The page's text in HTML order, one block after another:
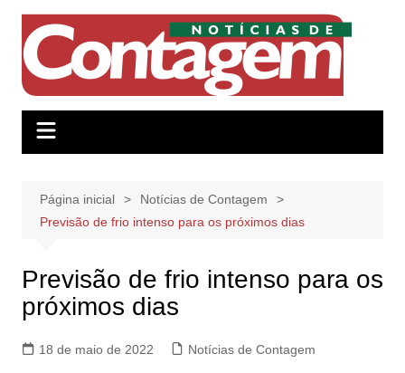
conteúdo
Página inicial
Notícias de Contagem
​Previsão de frio intenso para os próximos dias
​Previsão de frio intenso para os
próximos dias
18 de maio de 2022 Notícias de Contagem